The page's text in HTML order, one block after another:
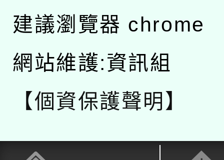
建議瀏覽器 chrome
網站維護:資訊組
【個資保護聲明】